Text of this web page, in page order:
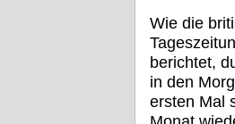
Wie die
berichtet,
in den
ersten Mal